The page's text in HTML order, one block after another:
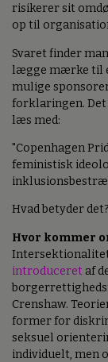
risikerer sit
op til
Svaret finder
lægge mærke til
mulige
forklaringen.
læs med:
"Copenhagen
feministisk
Hvad betyder det?
Hvor kommer
introduceret af
Crenshaw.
former for
seksuel
individuelt, men